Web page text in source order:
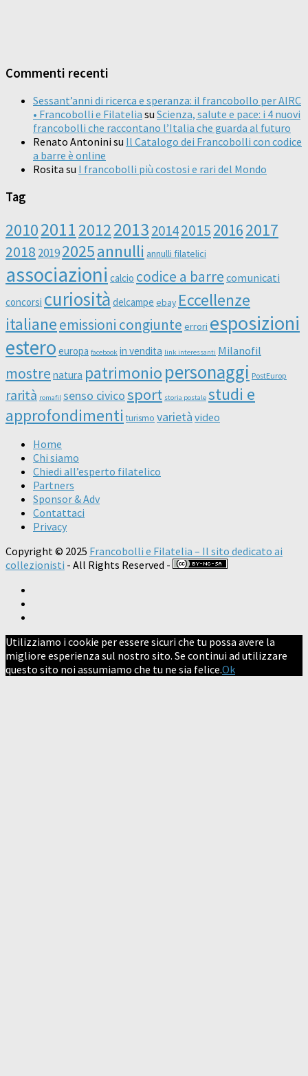
Commenti recenti
Sessant’anni di ricerca e speranza: il francobollo per AIRC
• Francobolli e Filatelia su Scienza, salute e pace: i 4 nuovi
francobolli che raccontano l’Italia che guarda al futuro
Renato Antonini su Il Catalogo dei Francobolli con codice
a barre è online
Rosita su I francobolli più costosi e rari del Mondo
Tag
20102011201220132014201520162017
2018 20192025annulli annulli filatelici
associazioni calcio codice a barre comunicati
concorsi curiosità delcampe ebay Eccellenze
italianeemissioni congiunte errori esposizioni
estero europa facebook in vendita link interessanti Milanofil
mostre natura patrimonio personaggi PostEurop
rarità romafil senso civicosport storia postale studi e
approfondimenti turismo varietà video
Home
Chi siamo
Chiedi all’esperto filatelico
Partners
Sponsor & Adv
Contattaci
Privacy
Copyright © 2025 Francobolli e Filatelia – Il sito dedicato ai
collezionisti - All Rights Reserved -
Utilizziamo i cookie per essere sicuri che tu possa avere la
migliore esperienza sul nostro sito. Se continui ad utilizzare
questo sito noi assumiamo che tu ne sia felice.Ok